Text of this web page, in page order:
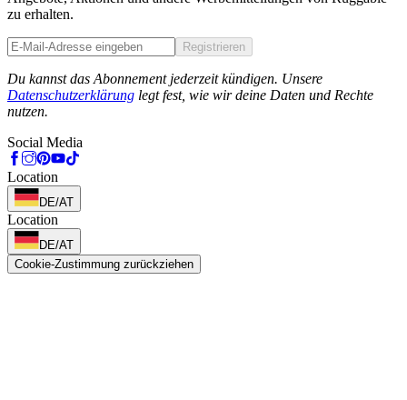
zu erhalten.
Registrieren
Du kannst das Abonnement jederzeit kündigen. Unsere
Datenschutzerklärung legt fest, wie wir deine Daten und Rechte
nutzen.
Social Media
Location
DE/AT
Location
DE/AT
Cookie-Zustimmung zurückziehen